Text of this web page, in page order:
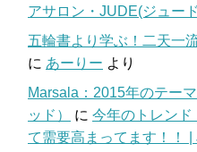
アサロン・JUDE(ジュー
五輪書より学ぶ！二天一
に あーりー より
Marsala：2015年のテー
ッド）
に 今年のトレンド
て需要高まってます！！ |